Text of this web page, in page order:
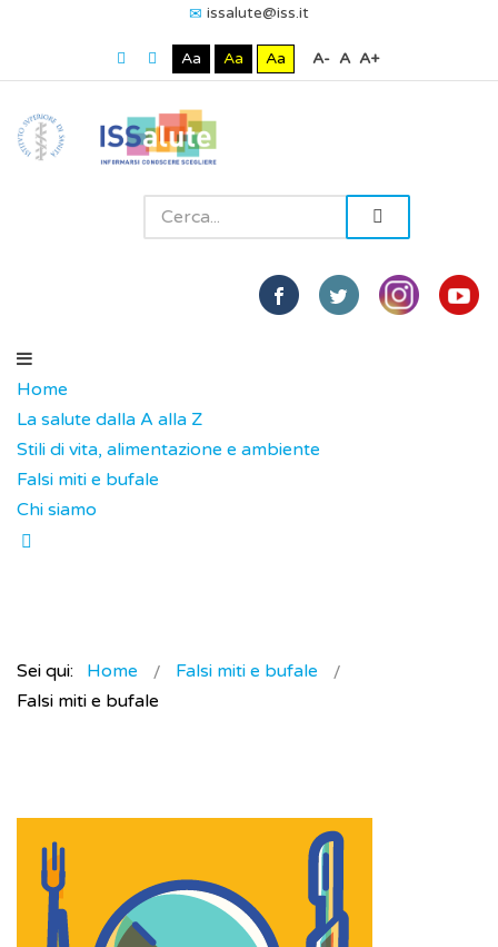
issalute@iss.it
Aa Aa Aa A- A A+
Home
La salute dalla A alla Z
Stili di vita, alimentazione e ambiente
Falsi miti e bufale
Chi siamo
Sei qui: Home
Falsi miti e bufale
Falsi miti e bufale